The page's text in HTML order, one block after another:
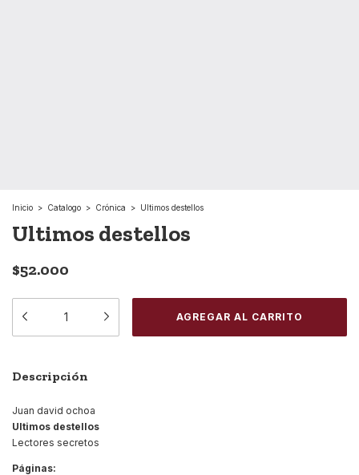
Inicio > Catalogo > Crónica > Ultimos destellos
Ultimos destellos
$52.000
Descripción
Juan david ochoa
Ultimos destellos
Lectores secretos
Páginas: